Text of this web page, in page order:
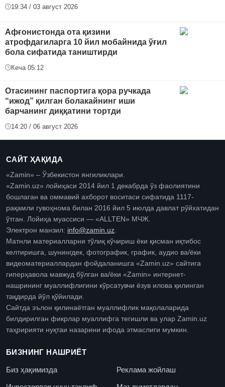
19:34 / 03 август 2026
Афғонистонда ота қизини
атрофдагиларга 10 йил мобайнида ўғил
бола сифатида таништирди
Кеча 05:12
Отасининг паспортига қора ручкада
“ижод” қилган болакайнинг иши
барчанинг диққатини тортди
14:20 / 06 август 2026
САЙТ ҲАҚИДА
«Zamin» – Ўзбекистон янгиликлари.
«Zamin.uz» лойиҳаси 2014 йил 1 декабрда ўз фаолиятини
бошлаган ва оммавий ахборот воситаси сифатида 1117-
рақамли гувоҳнома билан 2016 йил 5 июлда давлат рўйхатидан
ўтган. Лойиҳа муассиси — «ALLTEN» МЧЖ.
Электрон манзил: info@zamin.uz
Матнли материалларни тўлиқ кўчириш ёки қисман иқтибос
келтиришга, шунингдек, фотографик, график, аудио ва/ёки
видеоматериаллардан фойдаланишга «Zamin.uz» сайтига
гиперҳавола мавжуд бўлган ва/ёки «Zamin» интернет-
нашрининг муаллифлигини кўрсатувчи ёзув илова қилинган
тақдирда йўл қўйилади.
Сайтда эълон қилинаётган муаллифлик мақолаларида
билдирилган фикрлар муаллифга тегишли ва улар Zamin.uz
таҳририяти нуқтаи назарини ифода этмаслиги мумкин.
БИЗНИНГ НАШРИЁТ
Биз ҳақимизда
Реклама жойлаш